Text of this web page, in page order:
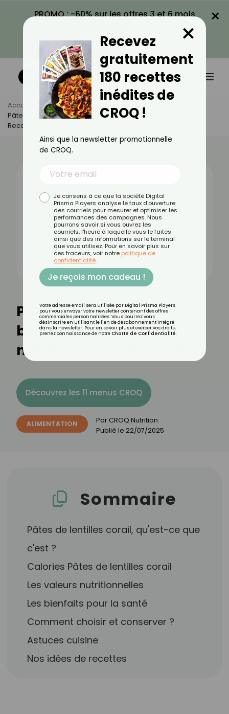
PROMO : -60% sur les offres 3 et 6 mois
VOIR LA PROMO
×
Accueil Actus
Alimentation
Pâtes De Lentilles Corail : Bienfaits, Valeurs Nutritionnelles Et
Recettes
Pâtes de lentilles corail :
bienfaits, valeurs
nutritionnelles et recettes
Découvrez les 11 menus CROQ
ALIMENTATION Par CROQ Nutrition
Publié le 22/07/2025
Sommaire
Pâtes de lentilles corail, qu'est-ce que
c'est ?
Calories Pâtes de lentilles corail
Les valeurs nutritionnelles
Les bienfaits pour la santé
Comment choisir et conserver ?
Astuces cuisine
Nos idées de recettes
Recevez
gratuitement
180 recettes
inédites de
CROQ !
×
Ainsi que la newsletter promotionnelle
de CROQ.
Je consens à ce que la société Digital
Prisma Players analyse le taux d'ouverture
des courriels pour mesurer et optimiser les
performances des campagnes. Nous
pourrons savoir si vous ouvrez les
courriels, l'heure à laquelle vous le faites
ainsi que des informations sur le terminal
que vous utilisez. Pour en savoir plus sur
ces traceurs, voir notre politique de
confidentialité.
Je reçois mon cadeau !
Votre adresse email sera utilisée par Digital Prisma Players
pour vous envoyer votre newsletter contenant des offres
commerciales personnalisées. Vous pourrez vous
désinscrire en utilisant le lien de désabonnement intégré
dans la newsletter. Pour en savoir plus et exercer vos droits,
prenez connaissance de notre Charte de Confidentialité.